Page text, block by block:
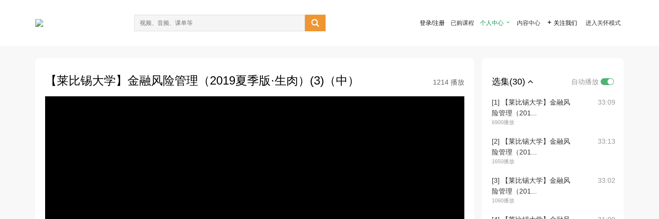
 登录/注册 已购课程 个人中心  内容中心  关注我们 进入关怀模式
【莱比锡大学】金融风险管理（2019夏季版·生肉）(3)（中） 1214 播放 选集(30) 自动播放
[1] 【莱比锡大学】金融风
险管理（201...
6900播放
33:09
[2] 【莱比锡大学】金融风
险管理（201...
1650播放
33:13
[3] 【莱比锡大学】金融风
险管理（201...
1060播放
33:02